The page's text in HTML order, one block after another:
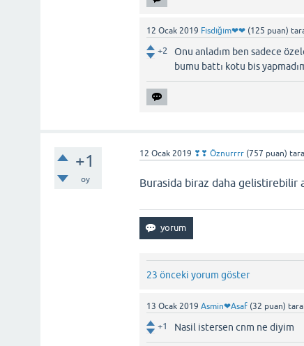
12 Ocak 2019 Fısdığım❤❤ (125 puan)
+2
Onu anladım ben sadece
bumu battı kotu bis
+1
oy
12 Ocak 2019 ❣❣ Öznurrrr (757 puan)
Burasida biraz daha
23 önceki yorum göster
13 Ocak 2019 Asmin❤Asaf (32 puan)
+1 Nasil istersen cnm ne diyim